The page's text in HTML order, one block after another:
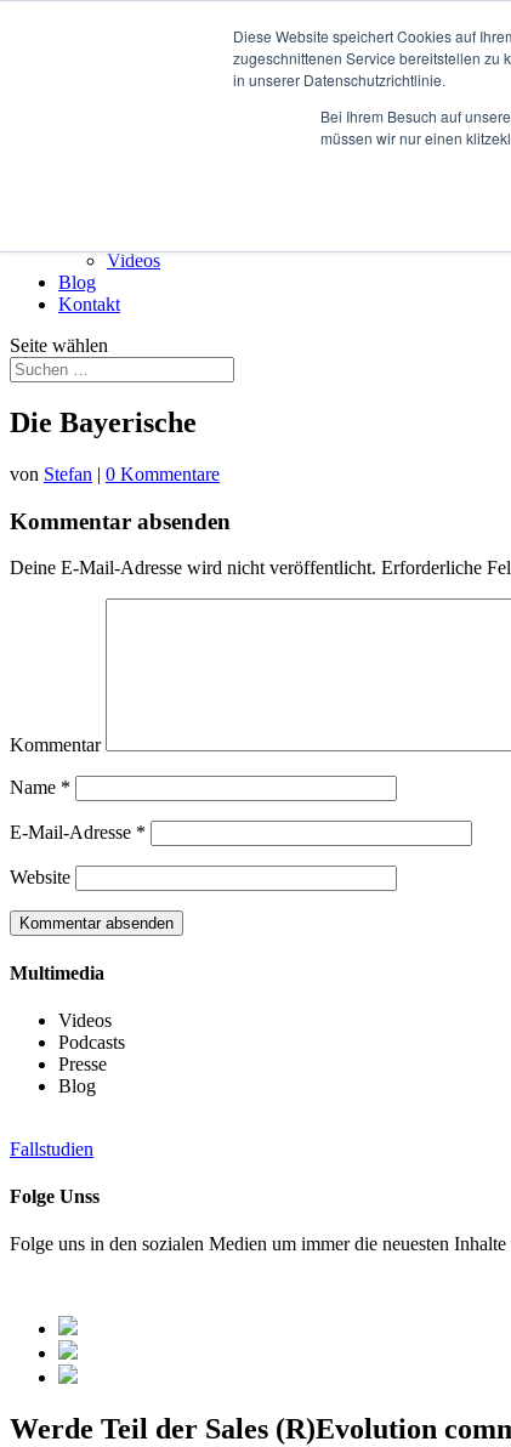
Diese Website speichert Cookies auf
zugeschnittenen Service bereitstellen zu
in unserer Datenschutzrichtlinie.
Bei Ihrem Besuch auf
müssen wir nur einen
Rückruf vereinbaren
Videos
Blog
Kontakt
Seite wählen
Die Bayerische
von Stefan | 0 Kommentare
Kommentar absenden
Deine E-Mail-Adresse wird nicht veröffentlicht. Erforderliche
Kommentar
Name *
E-Mail-Adresse *
Website
Multimedia
Videos
Podcasts
Presse
Blog
Fallstudien
Folge Unss
Folge uns in den sozialen Medien um immer die neuesten
Werde Teil der Sales (R)Evolution